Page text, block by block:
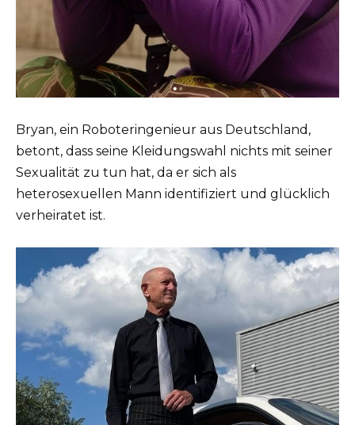
Bryan, ein Roboteringenieur aus Deutschland,
betont, dass seine Kleidungswahl nichts mit seiner
Sexualität zu tun hat, da er sich als
heterosexuellen Mann identifiziert und glücklich
verheiratet ist.